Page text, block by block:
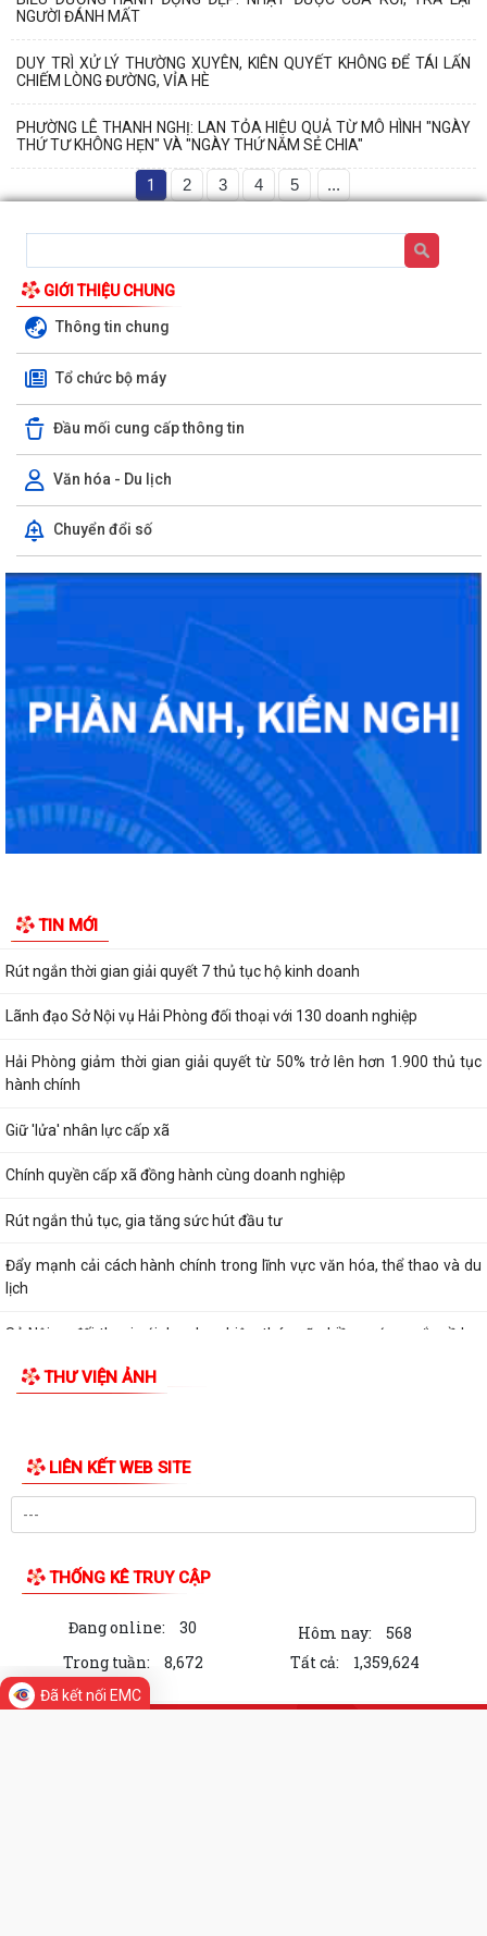
NGƯỜI ĐÁNH MẤT
DUY TRÌ XỬ LÝ THƯỜNG XUYÊN, KIÊN QUYẾT KHÔNG ĐỂ TÁI LẤN
CHIẾM LÒNG ĐƯỜNG, VỈA HÈ
PHƯỜNG LÊ THANH NGHỊ: LAN TỎA HIỆU QUẢ TỪ MÔ HÌNH "NGÀY
THỨ TƯ KHÔNG HẸN" VÀ "NGÀY THỨ NĂM SẺ CHIA"
1 2 3 4 5 ...
GIỚI THIỆU CHUNG
Thông tin chung
Tổ chức bộ máy
Đầu mối cung cấp thông tin
Văn hóa - Du lịch
Chuyển đổi số
ĐOÀN CÔNG TÁC THÀNH PHỐ THĂM, TẶNG QUÀ NẠN NHÂN CHẤT
ĐỘC DA CAM TẠI PHƯỜNG LÊ THANH NGHỊ
CHÚC MỪNG CLB KARATE PHƯỜNG LÊ THANH NGHỊ XẾP THỨ NHẤT
TOÀN ĐOÀN TẠI GIẢI KARATE MỞ RỘNG - TRANH...
CHÚC MỪNG ĐỘI TUYỂN BÓNG ĐÁ U12 PHƯỜNG LÊ THANH NGHỊ
TOÀN THẮNG 2 TRẬN, TIẾN VÀO VÒNG TỨ KẾT GIẢI...
CUP HẢI LONG SPORT LẦN II
Tuyển chọn thực sinh nam đi thực tập kỹ thuật tại Nhật Bản (Tháng
Lãnh đạo Sở Nội vụ Hải Phòng đối thoại với 130 doanh nghiệp
Hải Phòng giảm thời gian giải quyết từ 50% trở lên hơn 1.900 thủ tục
Rút ngắn thủ tục, gia tăng sức hút đầu tư
Đẩy mạnh cải cách hành chính trong lĩnh vực văn hóa, thể thao và du
Cơ cấu, số lượng, chế độ đối với hiệu trưởng, hiệu phó khi sắp xếp cơ sở
Bản tin điện tử cải cách hành chính số 29/2026, từ ngày 27/7/2026
PHÁP LUẬT VÀ CHATBOX AI TRỢ GIÚP PHÁP LUẬT
BIỂU DƯƠNG HÀNH ĐỘNG ĐẸP: NHẶT ĐƯỢC CỦA RƠI, TRẢ LẠI NGƯỜI
ĐÁNH MẤT
Đã kết nối EMC